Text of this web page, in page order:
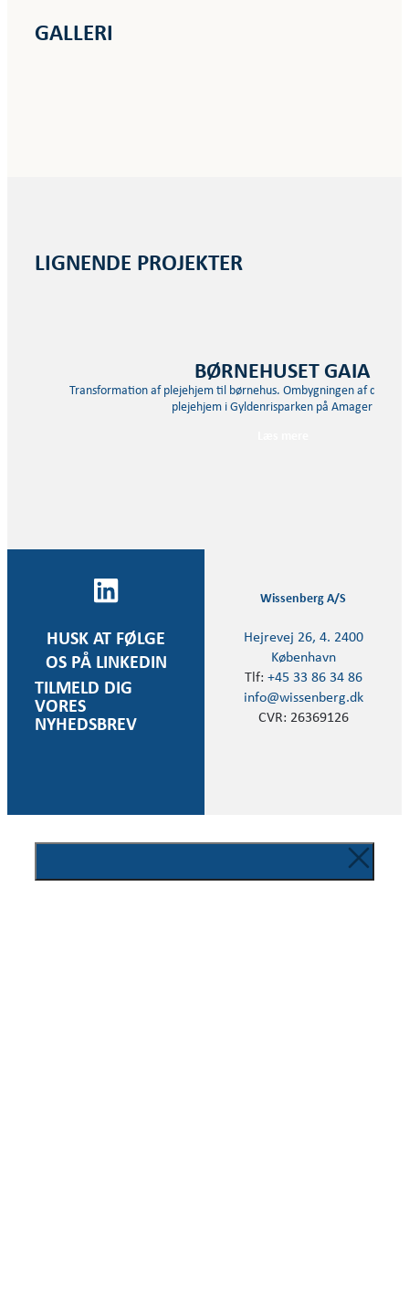
GALLERI
LIGNENDE PROJEKTER
BØRNEHUSET GAIA
Transformation af plejehjem til børnehus. Ombygningen af det
plejehjem i Gyldenrisparken på Amager til…
HUSK AT FØLGE
OS PÅ LINKEDIN
TILMELD DIG
VORES
NYHEDSBREV
Wissenberg A/S
Hejrevej 26, 4. 2400
København
Tlf: +45 33 86 34 86
info@wissenberg.dk
CVR: 26369126